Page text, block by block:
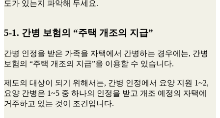
도가 있는지 파악해 두세요.
5-1. 간병 보험의 “주택 개조의 지급”
간병 인정을 받은 가족을 자택에서 간병하는 경우에는, 간병
보험의 “주택 개조의 지급”을 이용할 수 있습니다.
제도의 대상이 되기 위해서는, 간병 인정에서 요양 지원 1~2,
요양 간병은 1~5 중 하나의 인정을 받고 개조 예정의 자택에
거주하고 있는 것이 조건입니다.